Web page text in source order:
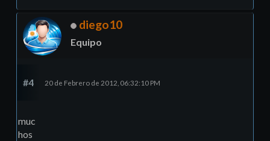
diego10
Equipo
#4 20 de Febrero de 2012, 06:32:10 PM
muc
hos